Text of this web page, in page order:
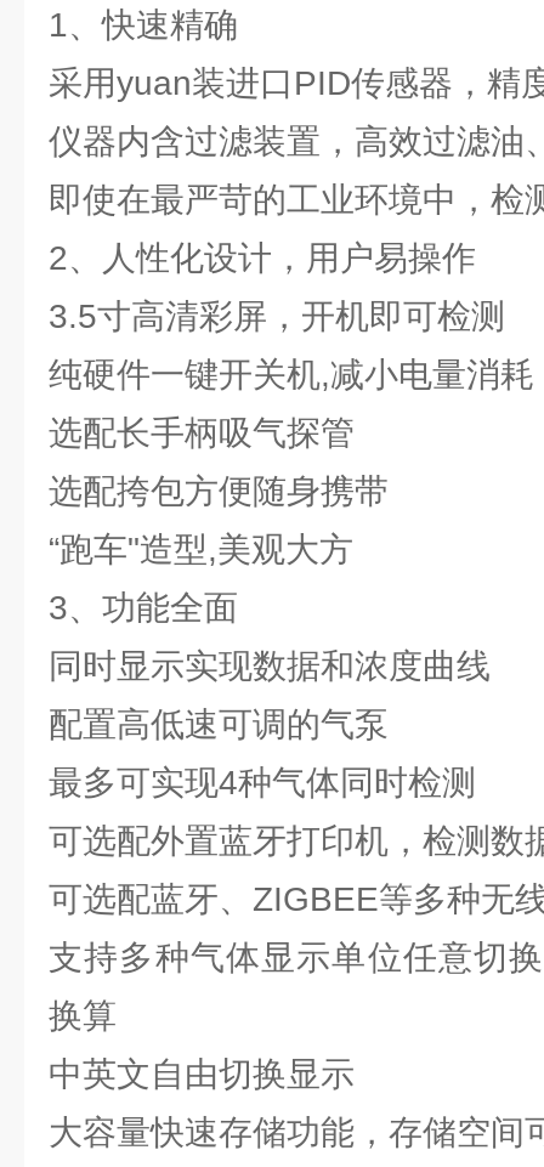
1、快速精确
采用yuan装进口PID传感器，精
仪器内含过滤装置，高效过滤油
即使在最严苛的工业环境中，检
2、人性化设计，用户易操作
3.5寸高清彩屏，开机即可检测
纯硬件一键开关机,减小电量消耗
选配长手柄吸气探管
选配挎包方便随身携带
“跑车"造型,美观大方
3、功能全面
同时显示实现数据和浓度曲线
配置高低速可调的气泵
最多可实现4种气体同时检测
可选配外置蓝牙打印机，检测数
可选配蓝牙、ZIGBEE等多种无
支持多种气体显示单位任意切
换算
中英文自由切换显示
大容量快速存储功能，存储空间